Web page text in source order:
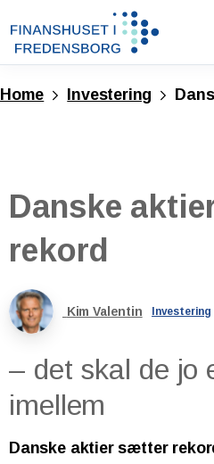
Home
Investering
Danske
rekord
Kim Valentin Investering
– det skal de jo
imellem
Danske aktier sætter